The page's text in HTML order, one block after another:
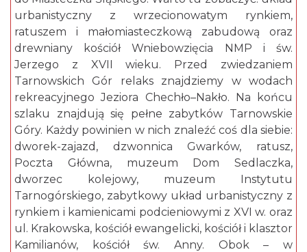
urbanistyczny z wrzecionowatym rynkiem,
ratuszem i małomiasteczkową zabudową oraz
drewniany kościół Wniebowzięcia NMP i św.
Jerzego z XVII wieku. Przed zwiedzaniem
Tarnowskich Gór relaks znajdziemy w wodach
rekreacyjnego Jeziora Chechło–Nakło. Na końcu
szlaku znajdują się pełne zabytków Tarnowskie
Góry. Każdy powinien w nich znaleźć coś dla siebie:
dworek-zajazd, dzwonnica Gwarków, ratusz,
Poczta Główna, muzeum Dom Sedlaczka,
dworzec kolejowy, muzeum Instytutu
Tarnogórskiego, zabytkowy układ urbanistyczny z
rynkiem i kamienicami podcieniowymi z XVI w. oraz
ul. Krakowska, kościół ewangelicki, kościół i klasztor
Kamilianów, kościół św. Anny. Obok – w